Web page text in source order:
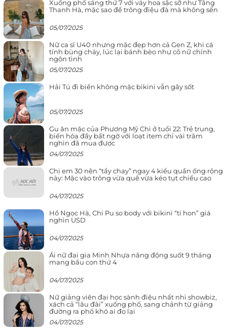
Xuống phố sáng thứ 7 với váy hoa sặc sỡ như Tăng
Thanh Hà, mặc sao để trông điệu đà mà không sến
05/07/2025
Nữ ca sĩ U40 nhưng mặc đẹp hơn cả Gen Z, khi cá
tính bùng cháy, lúc lại bánh bèo như cô nữ chính
ngôn tình
05/07/2025
Hải Tú đi biển không mặc bikini vẫn gây sốt
05/07/2025
Gu ăn mặc của Phương Mỹ Chi ở tuổi 22: Trẻ trung,
biến hóa đầy bất ngờ với loạt item chỉ vài trăm
nghìn đã mua được
04/07/2025
Chị em 30 nên “tẩy chay” ngay 4 kiểu quần ống rộng
này: Mặc vào trông vừa quê vừa kéo tụt chiều cao
04/07/2025
Hồ Ngọc Hà, Chi Pu so body với bikini “tí hon” giá
nghìn USD
04/07/2025
Ái nữ đại gia Minh Nhựa năng động suốt 9 tháng
mang bầu con thứ 4
04/07/2025
Nữ giảng viên đại học sành điệu nhất nhì showbiz,
xách cả “lâu đài” xuống phố, sang chảnh từ giảng
đường ra phố khó ai đọ lại
04/07/2025